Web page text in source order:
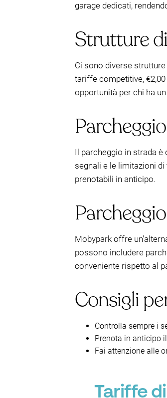
garage dedicati,
Strutture
Ci sono diverse
tariffe competitive,
opportunità per chi ha
Il parcheggio in strada è
segnali e le limitazioni
prenotabili in anticipo.
Mobypark offre
possono includere
conveniente rispetto al
Consigli
Controlla sempre i
Prenota in anticipo
Fai attenzione alle
Tariffe